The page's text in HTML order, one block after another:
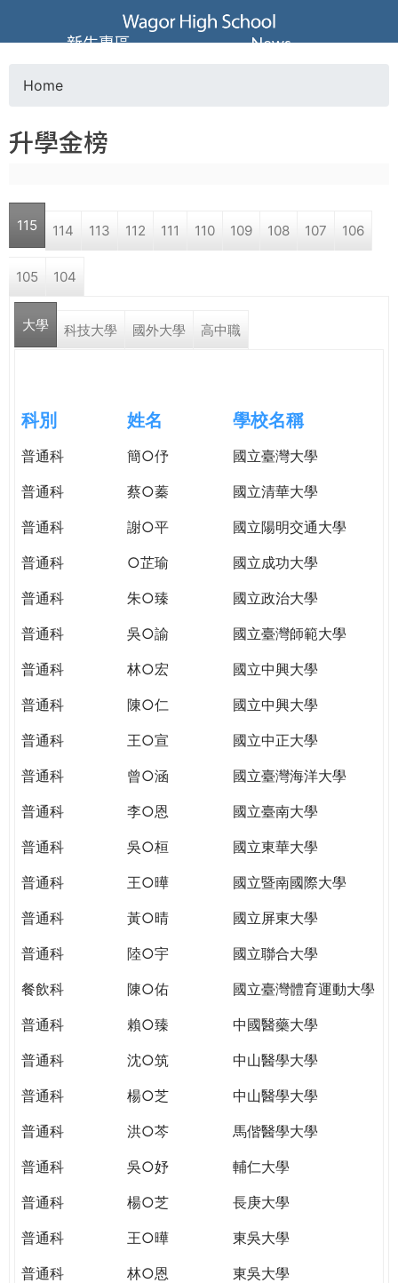
Jump to navigation
葳
格
高
中
學
格。
民。
TODAY
WORLD
TOMORROW
YOU
THE
PATH
GLOBAL
o
u
a
r
e
e
r
e
Home
升學金榜
115 114 113 112 111 110 109 108 107 106
105 104
大學 科技大學 國外大學 高中職
科別 姓名 學校名稱
普通科 簡○伃
國立臺灣大學
普通科
蔡○蓁
國立清華大學
普通科
謝○平
國立陽明交通大學
普通科
○芷瑜
國立成功大學
普通科
朱○臻
國立政治大學
普通科
吳○諭
國立臺灣師範大學
普通科
林○宏
國立中興大學
普通科
陳○仁
國立中興大學
普通科
王○宣
國立中正大學
普通科
曾○涵
國立臺灣海洋大學
普通科
李○恩
國立臺南大學
普通科
吳○桓
國立東華大學
普通科
王○曄
國立暨南國際大學
普通科
黃○晴
國立屏東大學
普通科
陸○宇
國立聯合大學
餐飲科
陳○佑
國立臺灣體育運動大學
普通科
賴○臻
中國醫藥大學
普通科
沈○筑
中山醫學大學
普通科
楊○芝
中山醫學大學
普通科
洪○芩
馬偕醫學大學
普通科
吳○妤
輔仁大學
普通科
楊○芝
長庚大學
普通科
王○曄
東吳大學
普通科
林○恩
東吳大學
新生專區 News